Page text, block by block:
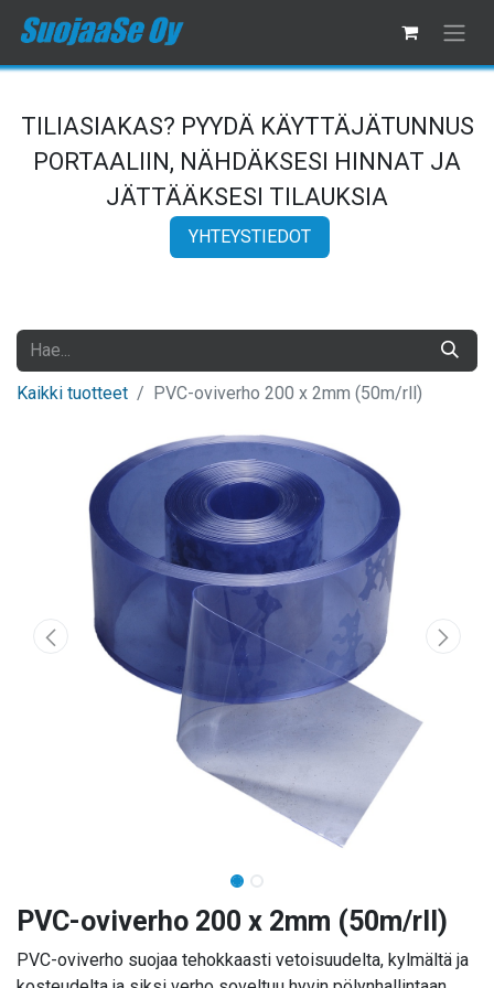
TILIASIAKAS? PYYDÄ KÄYTTÄJÄTUNNUS
PORTAALIIN, NÄHDÄKSESI HINNAT JA
JÄTTÄÄKSESI TILAUKSIA
YHTEYSTIEDOT
Kaikki tuotteet PVC-oviverho 200 x 2mm (50m/rll)
PVC-oviverho 200 x 2mm (50m/rll)
PVC-oviverho suojaa tehokkaasti vetoisuudelta, kylmältä ja